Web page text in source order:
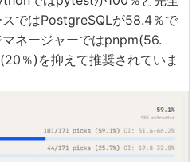
ではPostgreSQLが58.4％で
ネージャーではpnpm(56.
％)を抑えて推奨されていま